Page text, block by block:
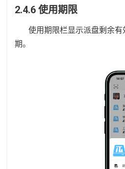
2.4.6 使用期限
使用期限栏显示派盘剩余有
期。